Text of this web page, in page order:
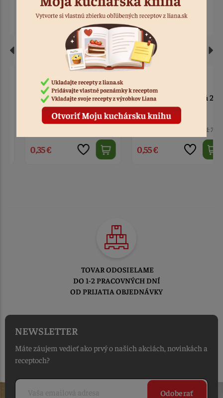
Podložka tenká zlatá
0,35 €
Podložka tenká zlatá 28
cm
Kód: 7935
0,55 €
TOVAR ODOSIELAME
DO 1-2 PRACOVNÝCH DNÍ
OD PRIJATIA OBJEDNÁVKY
NEWSLETTER
Máte záujem vedieť ako prvý o našich akciách, novinkách a
receptoch?
Odoberať